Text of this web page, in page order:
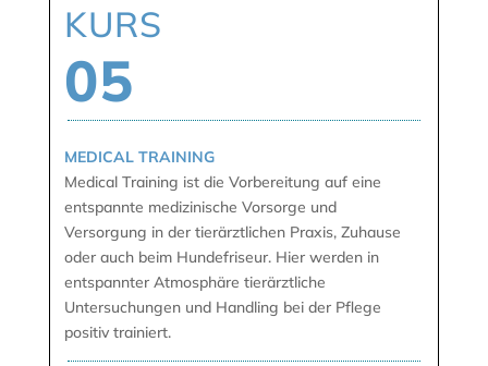
KURS
05
MEDICAL TRAINING
Medical Training ist die Vorbereitung auf eine
entspannte medizinische Vorsorge und
Versorgung in der tierärztlichen Praxis, Zuhause
oder auch beim Hundefriseur. Hier werden in
entspannter Atmosphäre tierärztliche
Untersuchungen und Handling bei der Pflege
positiv trainiert.